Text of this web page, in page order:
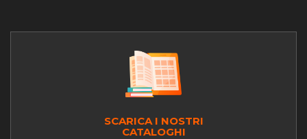
SCARICA I NOSTRI
CATALOGHI